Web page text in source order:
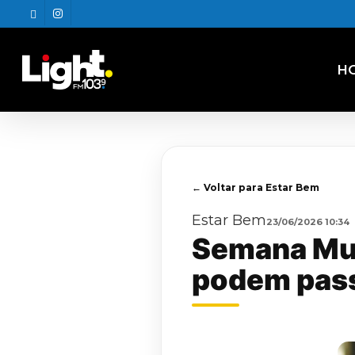
to
twitterinstagram
← Voltar para Estar Bem
Estar Bem 23/06/2026 10:34
Semana
podem